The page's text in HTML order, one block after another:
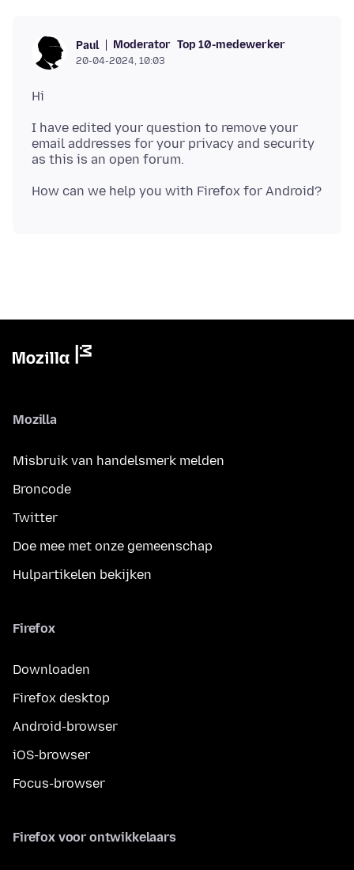
Paul Moderator Top 10-medewerker
20-04-2024, 10:03
I have edited your question to remove your
email addresses for your privacy and security
Mozilla
Misbruik van handelsmerk melden
Broncode
Twitter
Doe mee met onze gemeenschap
Hulpartikelen bekijken
Firefox
Downloaden
Firefox desktop
Android-browser
iOS-browser
Focus-browser
Firefox voor ontwikkelaars